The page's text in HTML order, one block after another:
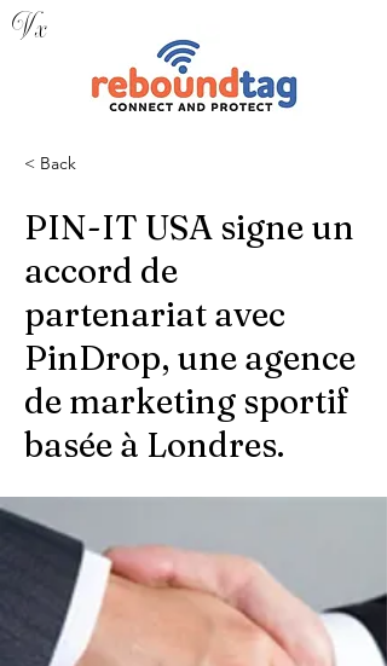
V x
< Back
PIN-IT USA signe un
accord de
partenariat avec
PinDrop, une agence
de marketing sportif
basée à Londres.